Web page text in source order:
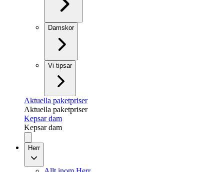
Damskor
Vi tipsar
Aktuella paketpriser
Aktuella paketpriser
Kepsar dam
Kepsar dam
Herr